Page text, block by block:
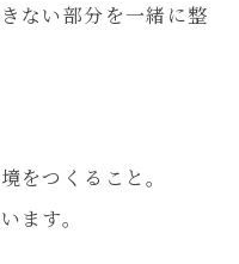
ない部分を一緒に整
をつくること。
ます。